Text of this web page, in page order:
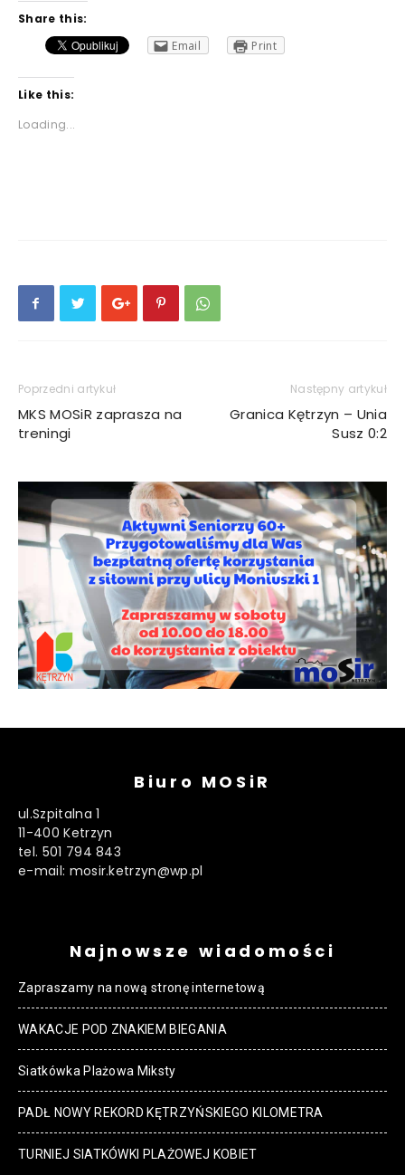
Share this:
Email
Print
Like this:
Loading...
Poprzedni artykuł
MKS MOSiR zaprasza na
treningi
Następny artykuł
Granica Kętrzyn – Unia
Susz 0:2
Biuro MOSiR
ul.Szpitalna 1
11-400 Ketrzyn
tel. 501 794 843
e-mail: mosir.ketrzyn@wp.pl
Najnowsze wiadomości
Zapraszamy na nową stronę internetową
WAKACJE POD ZNAKIEM BIEGANIA
Siatkówka Plażowa Miksty
PADŁ NOWY REKORD KĘTRZYŃSKIEGO KILOMETRA
TURNIEJ SIATKÓWKI PLAŻOWEJ KOBIET